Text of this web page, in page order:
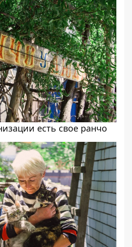
есть свое ранчо